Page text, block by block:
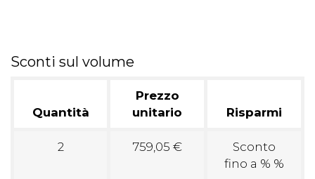
Sconti sul volume
Quantità
Prezzo
unitario
Risparmi
2 759,05 €
Sconto
fino a % %